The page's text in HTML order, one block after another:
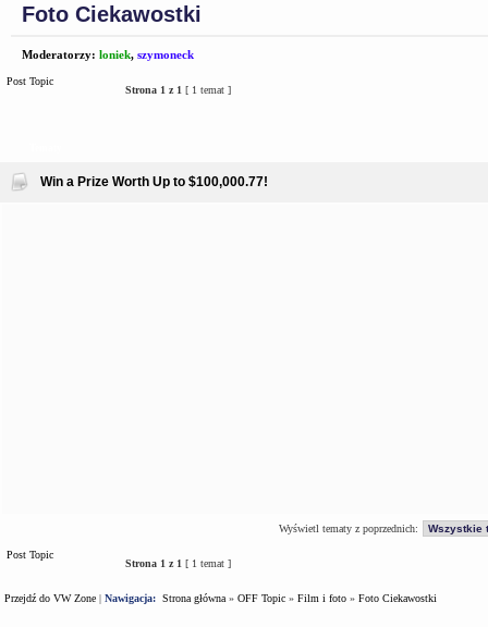
Foto Ciekawostki
Moderatorzy: loniek, szymoneck
Post Topic
Strona 1 z 1 [ 1 temat ]
Win a Prize Worth Up to $100,000.77!
Wyświetl tematy z poprzednich:
Post Topic
Strona 1 z 1 [ 1 temat ]
Przejdź do VW Zone | Nawigacja: Strona główna » OFF Topic » Film i foto » Foto Ciekawostki